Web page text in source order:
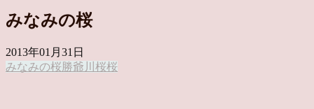
みなみの桜
2013年01月31日
みなみの桜勝爺 川桜桜